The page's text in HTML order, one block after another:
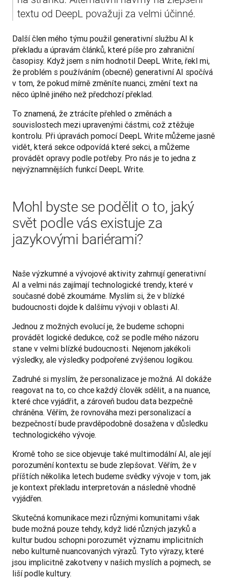
textu od DeepL považuji za velmi účinné.
Další člen mého týmu použil generativní službu AI k
překladu a úpravám článků, které píše pro zahraniční
časopisy. Když jsem s ním hodnotil DeepL Write, řekl mi,
že problém s používáním (obecné) generativní AI spočívá
v tom, že pokud mírně změníte nuanci, změní text na
něco úplně jiného než předchozí překlad.
To znamená, že ztrácíte přehled o změnách a
souvislostech mezi upravenými částmi, což ztěžuje
kontrolu. Při úpravách pomocí DeepL Write můžeme jasně
vidět, která sekce odpovídá které sekci, a můžeme
provádět opravy podle potřeby. Pro nás je to jedna z
nejvýznamnějších funkcí DeepL Write.
Mohl byste se podělit o to, jaký
svět podle vás existuje za
jazykovými bariérami?
Naše výzkumné a vývojové aktivity zahrnují generativní
AI a velmi nás zajímají technologické trendy, které v
současné době zkoumáme. Myslím si, že v blízké
budoucnosti dojde k dalšímu vývoji v oblasti AI.
Jednou z možných evolucí je, že budeme schopni
provádět logické dedukce, což se podle mého názoru
stane v velmi blízké budoucnosti. Nejenom jakékoli
výsledky, ale výsledky podpořené zvýšenou logikou.
Zadruhé si myslím, že personalizace je možná. AI dokáže
reagovat na to, co chce každý člověk sdělit, a na nuance,
které chce vyjádřit, a zároveň budou data bezpečně
chráněna.‌ Věřím, že rovnováha mezi personalizací a
bezpečností bude pravděpodobně dosažena v důsledku
technologického vývoje.
Kromě toho se sice objevuje také multimodální AI, ale její
porozumění kontextu se bude zlepšovat. Věřím, že v
příštích několika letech budeme svědky vývoje v tom, jak
je kontext překladu interpretován a následně vhodně
vyjádřen.
Skutečná komunikace mezi různými komunitami však
bude možná pouze tehdy, když lidé různých jazyků a
kultur budou schopni porozumět významu implicitních
nebo kulturně nuancovaných výrazů. Tyto výrazy, které
jsou implicitně zakotveny v našich myslích a pojmech, se
liší podle kultury.